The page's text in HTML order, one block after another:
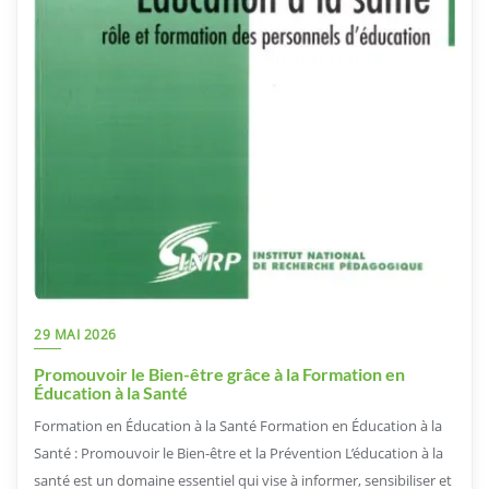
29 MAI 2026
Promouvoir le Bien-être grâce à la Formation en
Éducation à la Santé
Formation en Éducation à la Santé Formation en Éducation à la
Santé : Promouvoir le Bien-être et la Prévention L’éducation à la
santé est un domaine essentiel qui vise à informer, sensibiliser et